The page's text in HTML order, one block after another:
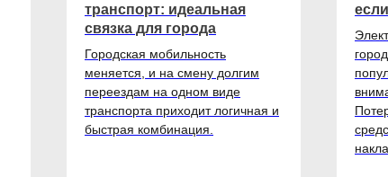
транспорт: идеальная
связка для города
Городская мобильность
меняется, и на смену долгим
переездам на одном виде
транспорта приходит логичная и
быстрая комбинация.